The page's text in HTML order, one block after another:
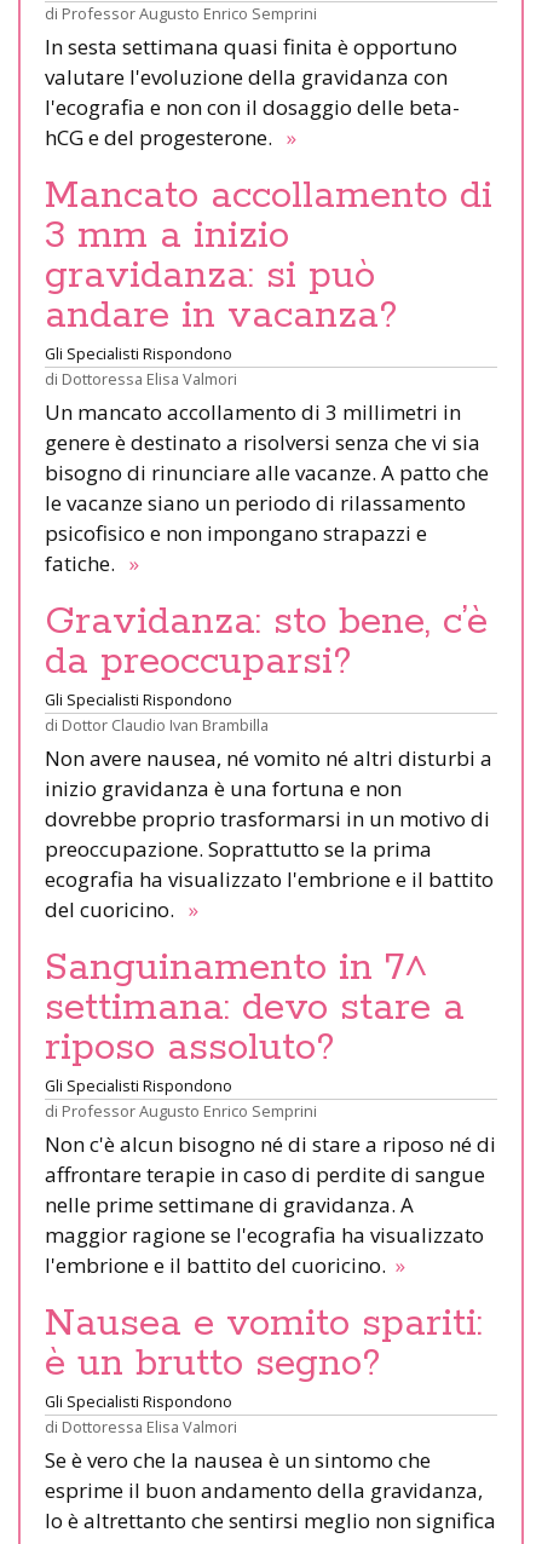
di Professor Augusto Enrico Semprini
In sesta settimana quasi finita è opportuno
valutare l'evoluzione della gravidanza con
l'ecografia e non con il dosaggio delle beta-
hCG e del progesterone. »
Mancato accollamento di
3 mm a inizio
gravidanza: si può
andare in vacanza?
Gli Specialisti Rispondono
di Dottoressa Elisa Valmori
Un mancato accollamento di 3 millimetri in
genere è destinato a risolversi senza che vi sia
bisogno di rinunciare alle vacanze. A patto che
le vacanze siano un periodo di rilassamento
psicofisico e non impongano strapazzi e
fatiche. »
Gravidanza: sto bene, c’è
da preoccuparsi?
Gli Specialisti Rispondono
di Dottor Claudio Ivan Brambilla
Non avere nausea, né vomito né altri disturbi a
inizio gravidanza è una fortuna e non
dovrebbe proprio trasformarsi in un motivo di
preoccupazione. Soprattutto se la prima
ecografia ha visualizzato l'embrione e il battito
del cuoricino. »
Sanguinamento in 7^
settimana: devo stare a
riposo assoluto?
Gli Specialisti Rispondono
di Professor Augusto Enrico Semprini
Non c'è alcun bisogno né di stare a riposo né di
affrontare terapie in caso di perdite di sangue
nelle prime settimane di gravidanza. A
maggior ragione se l'ecografia ha visualizzato
l'embrione e il battito del cuoricino. »
Nausea e vomito spariti:
è un brutto segno?
Gli Specialisti Rispondono
di Dottoressa Elisa Valmori
Se è vero che la nausea è un sintomo che
esprime il buon andamento della gravidanza,
lo è altrettanto che sentirsi meglio non significa